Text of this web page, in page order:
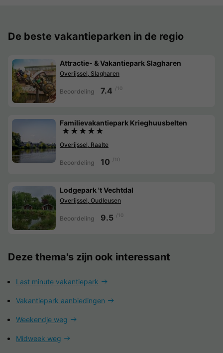
De beste vakantieparken in de regio
Attractie- & Vakantiepark Slagharen
Overijssel, Slagharen
Beoordeling 7.4 /10
Familievakantiepark Krieghuusbelten
★★★★★
Overijssel, Raalte
Beoordeling 10 /10
Lodgepark 't Vechtdal
Overijssel, Oudleusen
Beoordeling 9.5 /10
Deze thema's zijn ook interessant
Last minute vakantiepark
Vakantiepark aanbiedingen
Weekendje weg
Midweek weg